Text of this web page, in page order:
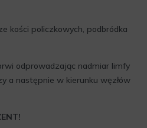
kości policzkowych, podbródka
odprowadzając nadmiar limfy
a następnie w kierunku węzłów